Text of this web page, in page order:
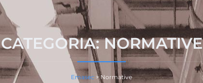
CATEGORIA:NORMATIVE
Emasec >Normative